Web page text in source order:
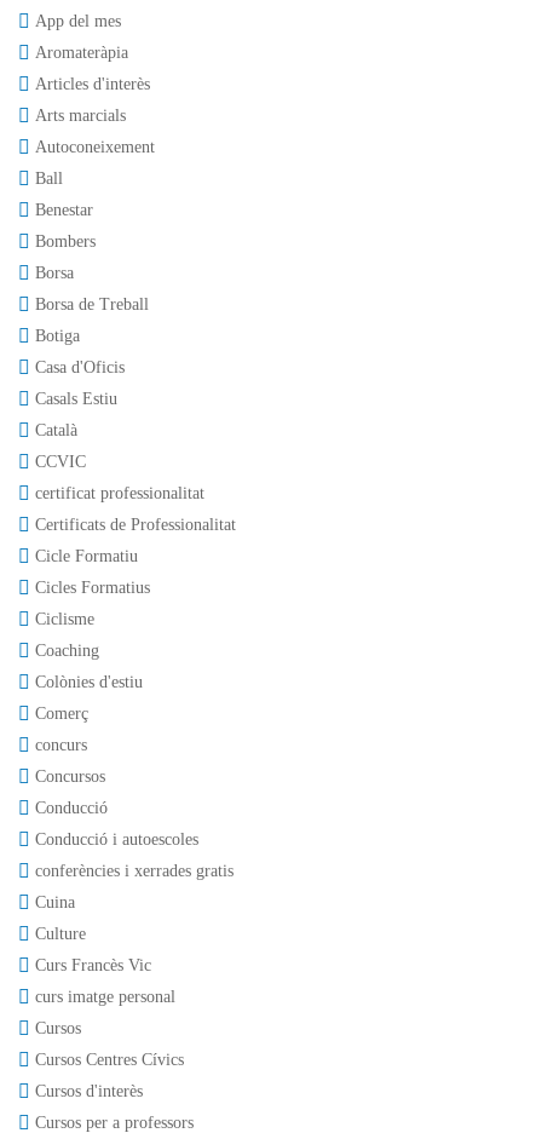
App del mes
Aromateràpia
Articles d'interès
Arts marcials
Autoconeixement
Ball
Benestar
Bombers
Borsa
Borsa de Treball
Botiga
Casa d'Oficis
Casals Estiu
Català
CCVIC
certificat professionalitat
Certificats de Professionalitat
Cicle Formatiu
Cicles Formatius
Ciclisme
Coaching
Colònies d'estiu
Comerç
concurs
Concursos
Conducció
Conducció i autoescoles
conferències i xerrades gratis
Cuina
Culture
Curs Francès Vic
curs imatge personal
Cursos
Cursos Centres Cívics
Cursos d'interès
Cursos per a professors